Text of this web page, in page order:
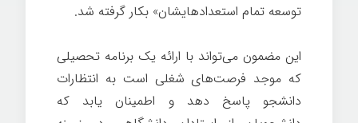
توسعه تمام استعدادهایشان» بکار گرفته شد.
این مضمون می‌تواند با ارائه یک برنامه تحصیلی
که موجد فرصت‌های شغلی است به انتظارات
دانشجو پاسخ دهد و اطمینان یابد که